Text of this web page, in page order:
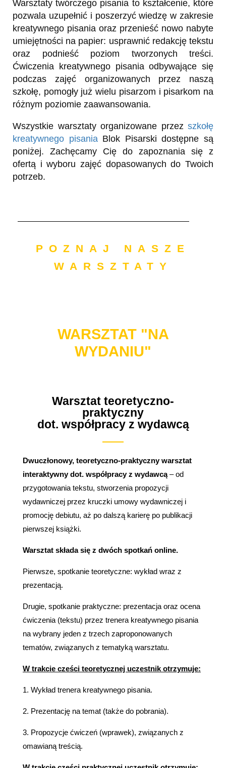
Warsztaty twórczego pisania to kształcenie, które
pozwala uzupełnić i poszerzyć wiedzę w zakresie
kreatywnego pisania oraz przenieść nowo nabyte
umiejętności na papier: usprawnić redakcję tekstu
oraz podnieść poziom tworzonych treści.
Ćwiczenia kreatywnego pisania odbywające się
podczas zajęć organizowanych przez naszą
szkołę, pomogły już wielu pisarzom i pisarkom na
różnym poziomie zaawansowania.
Wszystkie warsztaty organizowane przez szkołę
kreatywnego pisaniaBlok Pisarski dostępne są
poniżej. Zachęcamy Cię do zapoznania się z
ofertą i wyboru zajęć dopasowanych do Twoich
potrzeb.
POZNAJ NASZE
WARSZTATY
WARSZTAT "NA
WYDANIU"
Warsztat teoretyczno-
praktyczny
dot. współpracy z wydawcą
Dwuczłonowy, teoretyczno-praktyczny warsztat
interaktywny dot. współpracy z wydawcą– od
przygotowania tekstu, stworzenia propozycji
wydawniczej przez kruczki umowy wydawniczej i
promocję debiutu, aż po dalszą karierę po publikacji
pierwszej książki.
Warsztat składa się z dwóch spotkań online.
Pierwsze, spotkanie teoretyczne: wykład wraz z
prezentacją.
Drugie, spotkanie praktyczne: prezentacja oraz ocena
ćwiczenia (tekstu) przez trenera kreatywnego pisania
na wybrany jeden z trzech zaproponowanych
tematów, związanych z tematyką warsztatu.
W trakcie cześci teoretycznej uczestnik otrzymuje:
1. Wykład trenera kreatywnego pisania.
2. Prezentację na temat (także do pobrania).
3. Propozycje ćwiczeń (wprawek), związanych z
omawianą treścią.